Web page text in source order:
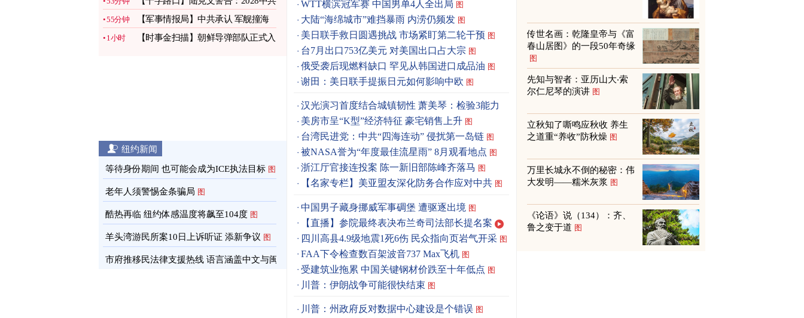
将武力犯台
55分钟
【军事情报局】中共承认 军舰撞海
警船 两人死
1小时
【时事金扫描】朝鲜导弹部队正式入
纽约新闻
等待身份期间 也可能会成为ICE执法目标 图
老年人须警惕金条骗局 图
酷热再临 纽约体感温度将飙至104度 图
羊头湾游民所案10日上诉听证 添新争议 图
市府推移民法律支援热线 语言涵盖中文与闽
WTT横滨冠军赛 中国男单4人全出局 图
大陆“海绵城市”难挡暴雨 内涝仍频发 图
美日联手救日圆遇挑战 市场紧盯第二轮干预 图
台7月出口753亿美元 对美国出口占大宗 图
俄受袭后现燃料缺口 罕见从韩国进口成品油 图
谢田：美日联手提振日元如何影响中欧 图
汉光演习首度结合城镇韧性 萧美琴：检验3能力
图
美房市呈“K型”经济特征 豪宅销售上升 图
台湾民进党：中共“四海连动” 侵扰第一岛链 图
被NASA誉为“年度最佳流星雨” 8月观看地点 图
浙江厅官接连投案 陈一新旧部陈峰齐落马 图
【名家专栏】美亚盟友深化防务合作应对中共 图
中国男子藏身挪威军事碉堡 遭驱逐出境 图
【直播】参院最终表决布兰奇司法部长提名案
四川高县4.9级地震1死6伤 民众指向页岩气开采 图
FAA下令检查数百架波音737 Max飞机 图
受建筑业拖累 中国关键钢材价跌至十年低点 图
川普：伊朗战争可能很快结束 图
川普：州政府反对数据中心建设是个错误 图
传世名画：乾隆皇帝与《富
春山居图》的一段50年奇缘
图
先知与智者：亚历山大‧索
尔仁尼琴的演讲 图
立秋知了嘶鸣应秋收 养生
之道重“养收”防秋燥 图
万里长城永不倒的秘密：伟
大发明——糯米灰浆 图
《论语》说（134）：齐、
鲁之变于道 图